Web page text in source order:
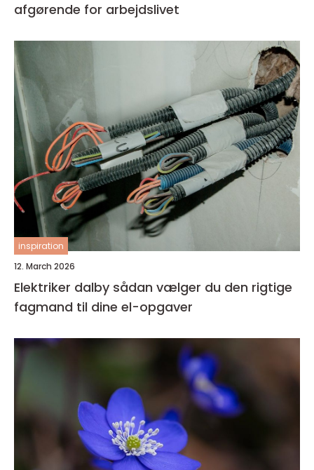
afgørende for arbejdslivet
inspiration
12. March 2026
Elektriker dalby sådan vælger du den rigtige
fagmand til dine el-opgaver